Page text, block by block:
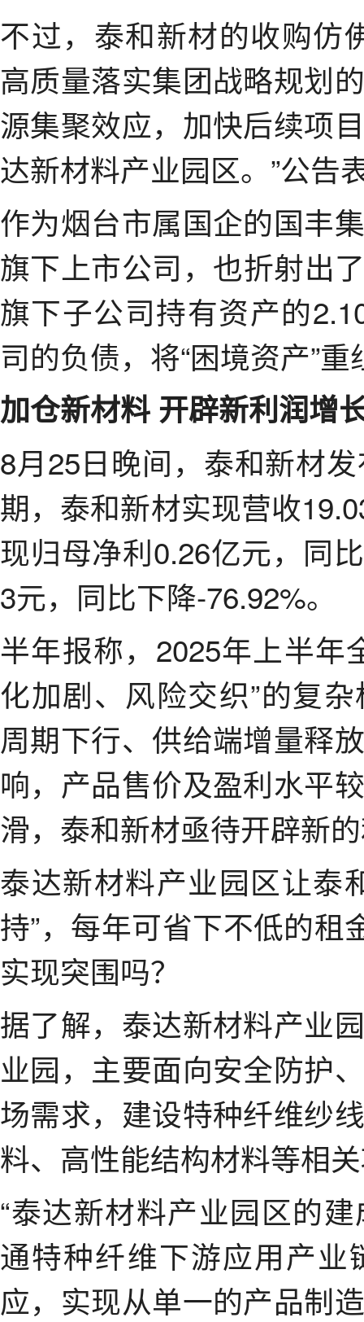
不过，泰和新材的收购仿
高质量落实集团战略规划
源集聚效应，加快后续项
达新材料产业园区。”公告
作为烟台市属国企的国丰
旗下上市公司，也折射出
旗下子公司持有资产的
司的负债，将“困境资产”
加仓新材料 开辟新利润增
8月25日晚间，泰和新材
期，泰和新材实现营收
现归母净利0.26亿元，同
3元，同比下降-76.92%。
半年报称，2025年上半年
化加剧、风险交织”的复
周期下行、供给端增量释
响，产品售价及盈利水平
滑，泰和新材亟待开辟新
泰达新材料产业园区让泰
持”，每年可省下不低的租
实现突围吗？
据了解，泰达新材料产业
业园，主要面向安全防护
场需求，建设特种纤维纱
料、高性能结构材料等相
“泰达新材料产业园区的
通特种纤维下游应用产
应，实现从单一的产品制